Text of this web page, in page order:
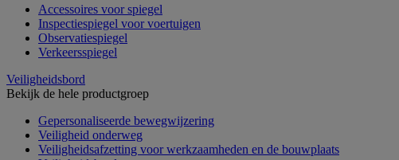
Accessoires voor spiegel
Inspectiespiegel voor voertuigen
Observatiespiegel
Verkeersspiegel
Veiligheidsbord
Bekijk de hele productgroep
Gepersonaliseerde bewegwijzering
Veiligheid onderweg
Veiligheidsafzetting voor werkzaamheden en de bouwplaats